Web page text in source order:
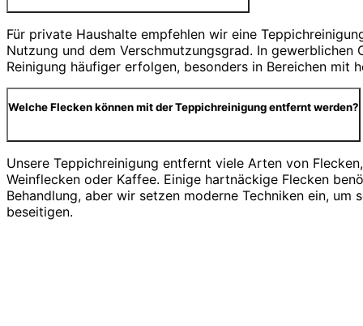
Für private Haushalte empfehlen wir eine
Nutzung und dem Verschmutzungsgrad. In
Reinigung häufiger erfolgen, besonders in Bereichen mit
Welche Flecken können mit der Teppichreinigung entfernt werden?
Unsere Teppichreinigung entfernt viele Arten von
Weinflecken oder Kaffee. Einige hartnäckige Flecken
Behandlung, aber wir setzen moderne Techniken ein, um
beseitigen.